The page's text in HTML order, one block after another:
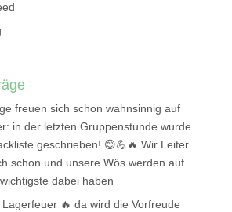
freuen sich schon wahnsinnig auf
in der letzten Gruppenstunde wurde
geschrieben! 😊💪🔥 Wir Leiter
schon und unsere Wös werden auf
dabei haben
🔥 da wird die Vorfreude